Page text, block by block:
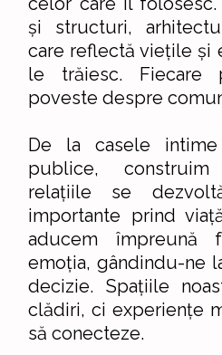
și structuri,
care reflectă viețile și
le trăiesc. Fiecare
poveste despre
De la casele
publice,
relațiile se
importante prind
aducem împreună
emoția, gândindu-ne
decizie. Spațiile
clădiri, ci experiențe
să conecteze.